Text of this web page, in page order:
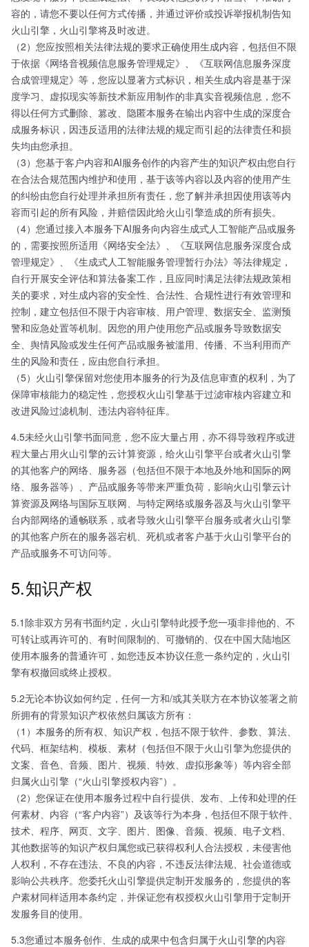
容的，请您不要以任何方式传播，并通过评价或投诉举报机制告知
火山引擎，火山引擎将及时改进。
（2）您应按照相关法律法规的要求正确使用生成内容，包括但不限
于依据《网络音视频信息服务管理规定》、《互联网信息服务深度
合成管理规定》等，您应以显著方式标识，相关生成内容是基于深
度学习、虚拟现实等新技术新应用制作的非真实音视频信息，您不
得以任何方式删除、篡改、隐匿本服务在输出内容中生成的深度合
成服务标识，因违反适用的法律法规的规定而引起的法律责任和损
失均由您承担。
（3）您基于客户内容和AI服务创作的内容产生的知识产权由您自行
在合法合规范围内维护和使用，基于该等内容以及内容的使用产生
的纠纷由您自行处理并承担所有责任，您了解并承担因使用该等内
容而引起的所有风险，并赔偿因此给火山引擎造成的所有损失。
（4）您通过接入本服务下AI服务向内容生成式人工智能产品或服务
的，需要按照所适用《网络安全法》、《互联网信息服务深度合成
管理规定》、《生成式人工智能服务管理暂行办法》等法律规定，
自行开展安全评估和算法备案工作，且应同时满足法律法规政策相
关的要求，对生成内容的安全性、合法性、合规性进行有效管理和
控制，建立包括但不限于内容审核、用户管理、数据安全、监测预
警和应急处置等机制。因您的用户使用您产品或服务导致数据安
全、舆情风险或发生任何产品或服务被滥用、传播、不当利用而产
生的风险和责任，应由您自行承担。
（5）火山引擎保留对您使用本服务的行为及信息审查的权利，为了
保障审核能力的稳定性，您授权火山引擎基于过滤审核内容建立和
改进风险过滤机制、违法内容特征库。
4.5未经火山引擎书面同意，您不应大量占用，亦不得导致程序或进
程大量占用火山引擎的云计算资源，给火山引擎平台或者火山引擎
的其他客户的网络、服务器（包括但不限于本地及外地和国际的网
络、服务器等）、产品或服务等带来严重负荷，影响火山引擎云计
算资源及网络与国际互联网、与特定网络或服务器及与火山引擎平
台内部网络的通畅联系，或者导致火山引擎平台服务或者火山引擎
的其他客户所在的服务器宕机、死机或者客户基于火山引擎平台的
产品或服务不可访问等。
5.知识产权
5.1除非双方另有书面约定，火山引擎特此授予您一项非排他的、不
可转让或再许可的、有时间限制的、可撤销的、仅在中国大陆地区
使用本服务的普通许可，如您违反本协议任意一条约定的，火山引
擎有权撤回或终止授权。
5.2无论本协议如何约定，任何一方和/或其关联方在本协议签署之前
所拥有的背景知识产权依然归属该方所有：
（1）本服务的所有权、知识产权，包括不限于软件、参数、算法、
代码、框架结构、模板、素材（包括但不限于火山引擎为您提供的
文案、音色、音频、图片、视频、特效、虚拟形象等）等内容全部
归属火山引擎（“火山引擎授权内容”）。
（2）您保证在使用本服务过程中自行提供、发布、上传和处理的任
何素材、内容（“客户内容”）及该等行为本身，包括但不限于软件、
技术、程序、网页、文字、图片、图像、音频、视频、电子文档、
其他数据等的知识产权归属您或已获得权利人合法授权，未侵害他
人权利，不存在违法、不良的内容，不违反法律法规、社会道德或
影响公共秩序。您委托火山引擎提供定制开发服务的，您提供的客
户素材同样适用本条约定，并保证您有权授权火山引擎用于定制开
发服务目的使用。
5.3您通过本服务创作、生成的成果中包含归属于火山引擎的内容